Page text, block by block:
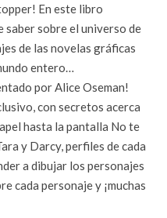
En este libro
saber sobre el universo de
de las novelas gráficas
entero…
por Alice Oseman!
con secretos acerca
hasta la pantalla No te
y Darcy, perfiles de cada
a dibujar los personajes
cada personaje y ¡muchas